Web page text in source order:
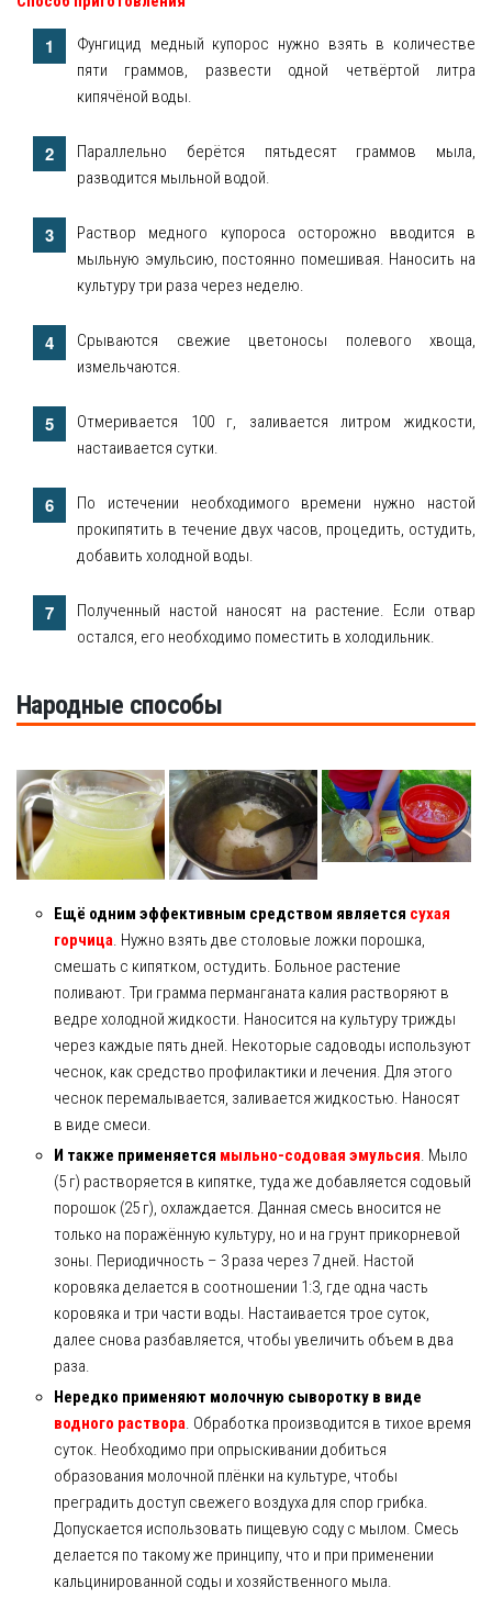
Фунгицид медный купорос нужно взять в количестве
пяти граммов, развести одной четвёртой литра
кипячёной воды.
Параллельно берётся пятьдесят граммов мыла,
разводится мыльной водой.
Раствор медного купороса осторожно вводится в
мыльную эмульсию, постоянно помешивая. Наносить на
культуру три раза через неделю.
Срываются свежие цветоносы полевого хвоща,
измельчаются.
Отмеривается 100 г, заливается литром жидкости,
настаивается сутки.
По истечении необходимого времени нужно настой
прокипятить в течение двух часов, процедить, остудить,
добавить холодной воды.
Полученный настой наносят на растение. Если отвар
остался, его необходимо поместить в холодильник.
Народные способы
Ещё одним эффективным средством является сухая
горчица. Нужно взять две столовые ложки порошка,
смешать с кипятком, остудить. Больное растение
поливают. Три грамма перманганата калия растворяют в
ведре холодной жидкости. Наносится на культуру трижды
через каждые пять дней. Некоторые садоводы используют
чеснок, как средство профилактики и лечения. Для этого
чеснок перемалывается, заливается жидкостью. Наносят
в виде смеси.
И также применяется мыльно-содовая эмульсия. Мыло
(5 г) растворяется в кипятке, туда же добавляется содовый
порошок (25 г), охлаждается. Данная смесь вносится не
только на поражённую культуру, но и на грунт прикорневой
зоны. Периодичность – 3 раза через 7 дней. Настой
коровяка делается в соотношении 1:3, где одна часть
коровяка и три части воды. Настаивается трое суток,
далее снова разбавляется, чтобы увеличить объем в два
раза.
Нередко применяют молочную сыворотку в виде
водного раствора . Обработка производится в тихое время
суток. Необходимо при опрыскивании добиться
образования молочной плёнки на культуре, чтобы
преградить доступ свежего воздуха для спор грибка.
Допускается использовать пищевую соду с мылом. Смесь
делается по такому же принципу, что и при применении
кальцинированной соды и хозяйственного мыла.